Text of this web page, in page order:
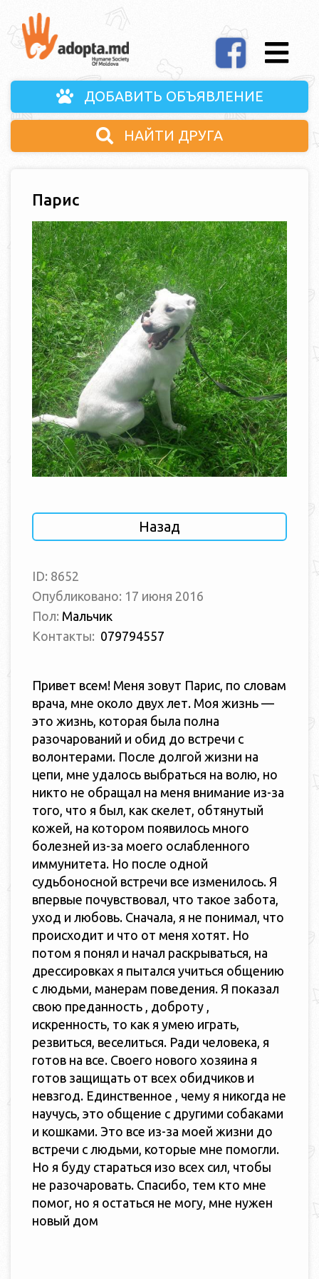
ДОБАВИТЬ ОБЪЯВЛЕНИЕ
НАЙТИ ДРУГА
Парис
Назад
ID: 8652
Опубликовано: 17 июня 2016
Пол: Мальчик
Контакты: 079794557
Привет всем! Меня зовут Парис, по словам
врача, мне около двух лет. Моя жизнь —
это жизнь, которая была полна
разочарований и обид до встречи с
волонтерами. После долгой жизни на
цепи, мне удалось выбраться на волю, но
никто не обращал на меня внимание из-за
того, что я был, как скелет, обтянутый
кожей, на котором появилось много
болезней из-за моего ослабленного
иммунитета. Но после одной
судьбоносной встречи все изменилось. Я
впервые почувствовал, что такое забота,
уход и любовь. Сначала, я не понимал, что
происходит и что от меня хотят. Но
потом я понял и начал раскрываться, на
дрессировках я пытался учиться общению
с людьми, манерам поведения. Я показал
свою преданность , доброту ,
искренность, то как я умею играть,
резвиться, веселиться. Ради человека, я
готов на все. Своего нового хозяина я
готов защищать от всех обидчиков и
невзгод. Единственное , чему я никогда не
научусь, это общение с другими собаками
и кошками. Это все из-за моей жизни до
встречи с людьми, которые мне помогли.
Но я буду стараться изо всех сил, чтобы
не разочаровать. Спасибо, тем кто мне
помог, но я остаться не могу, мне нужен
новый дом